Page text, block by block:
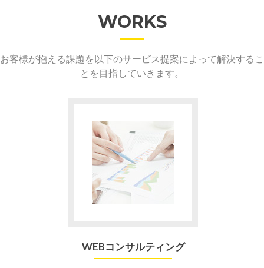
WORKS
お客様が抱える課題を以下のサービス提案によって解決するこ
とを目指していきます。
WEBコンサルティング